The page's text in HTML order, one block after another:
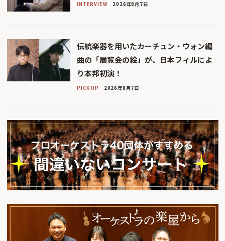
INTERVIEW 2026年8月7日
伝統楽器を用いたカーチュン・ウォン編
曲の「展覧会の絵」が、日本フィルによ
り本邦初演！
PICK UP 2026年8月7日